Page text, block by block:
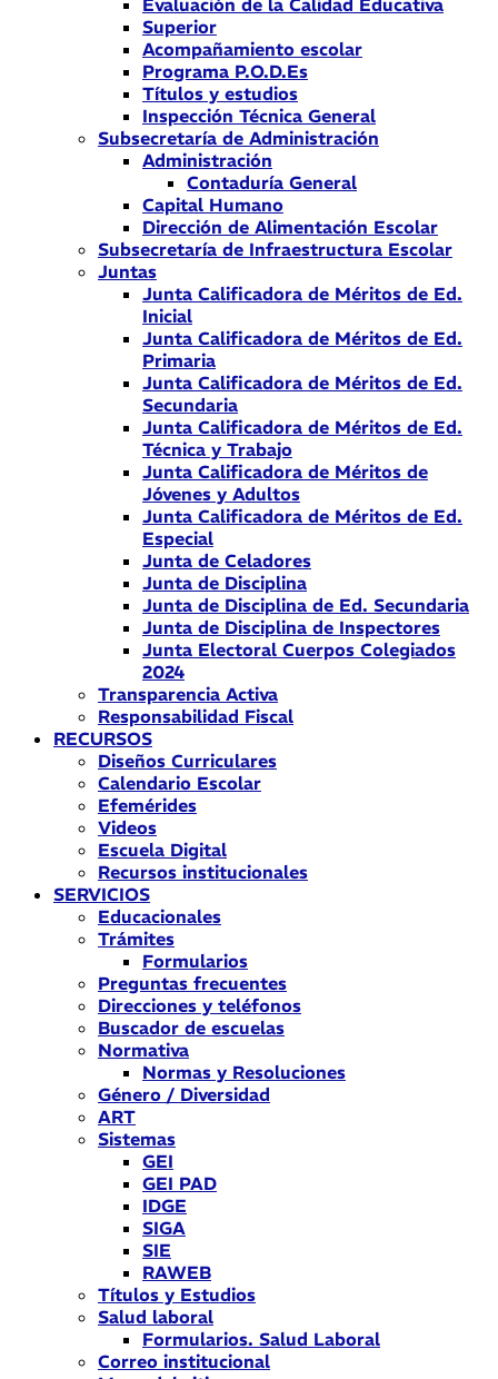
Evaluación de la Calidad Educativa
Superior
Acompañamiento escolar
Programa P.O.D.Es
Títulos y estudios
Inspección Técnica General
Subsecretaría de Administración
Administración
Contaduría General
Capital Humano
Dirección de Alimentación Escolar
Subsecretaría de Infraestructura Escolar
Juntas
Junta Calificadora de Méritos de Ed.
Inicial
Junta Calificadora de Méritos de Ed.
Primaria
Junta Calificadora de Méritos de Ed.
Secundaria
Junta Calificadora de Méritos de Ed.
Técnica y Trabajo
Junta Calificadora de Méritos de
Jóvenes y Adultos
Junta Calificadora de Méritos de Ed.
Especial
Junta de Celadores
Junta de Disciplina
Junta de Disciplina de Ed. Secundaria
Junta de Disciplina de Inspectores
Junta Electoral Cuerpos Colegiados
2024
Transparencia Activa
Responsabilidad Fiscal
RECURSOS
Diseños Curriculares
Calendario Escolar
Efemérides
Videos
Escuela Digital
Recursos institucionales
SERVICIOS
Educacionales
Trámites
Formularios
Preguntas frecuentes
Direcciones y teléfonos
Buscador de escuelas
Normativa
Normas y Resoluciones
Género / Diversidad
ART
Sistemas
GEI
GEI PAD
IDGE
SIGA
SIE
RAWEB
Títulos y Estudios
Salud laboral
Formularios. Salud Laboral
Correo institucional